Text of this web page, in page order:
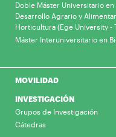
Doble Máster Universitario
Desarrollo Agrario y
Horticultura (Ege University -
Máster Interuniversitario en
MOVILIDAD
INVESTIGACIÓN
Grupos de Investigación
Cátedras